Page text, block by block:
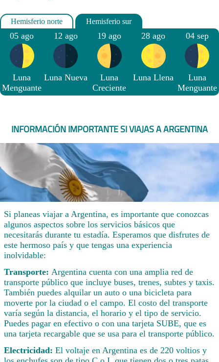
05 ago
Luna
Menguante
12 ago
Luna Nueva
19 ago
Luna
Creciente
28 ago
Luna Llena
04 sep
Luna
Menguante
INFORMACIÓN IMPORTANTE SI VIAJAS A ARGENTINA
Si planeas viajar a Argentina, es importante que conozcas
algunos aspectos sobre los servicios básicos que
necesitarás durante tu estadía. Esperamos que disfrutes de
este hermoso país y que tengas una experiencia
inolvidable:
Transporte: Argentina cuenta con una amplia red de
transporte público que incluye buses, trenes, subtes y taxis.
También puedes alquilar un auto o una bicicleta para
moverte por la ciudad o el campo. El costo del transporte
varía según la distancia, el horario y el tipo de servicio.
Puedes pagar en efectivo o con una tarjeta SUBE, que es
una tarjeta recargable que se usa para el transporte público.
Electricidad: El voltaje en Argentina es de 220 voltios y